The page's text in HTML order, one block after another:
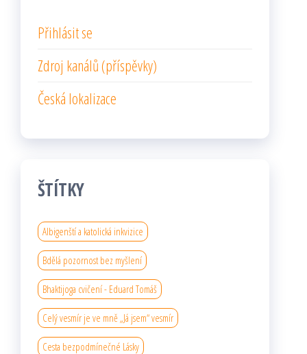
Přihlásit se
Zdroj kanálů (příspěvky)
Česká lokalizace
ŠTÍTKY
Albigenští a katolická inkvizice
Bdělá pozornost bez myšlení
Bhaktijoga cvičení - Eduard Tomáš
Celý vesmír je ve mně „Já jsem“ vesmír
Cesta bezpodmínečné Lásky